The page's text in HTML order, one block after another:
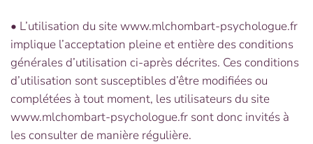
• L’utilisation du site www.mlchombart-psychologue.fr
implique l’acceptation pleine et entière des conditions
générales d’utilisation ci-après décrites. Ces conditions
d’utilisation sont susceptibles d’être modifiées ou
complétées à tout moment, les utilisateurs du site
www.mlchombart-psychologue.fr sont donc invités à
les consulter de manière régulière.